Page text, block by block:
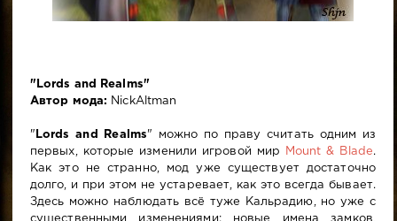
"Lords and Realms"
Автор мода:
NickAltman
" Lords and Realms" можно по праву считать одним из
первых, которые изменили игровой мир
Mount & Blade.
Как это не странно, мод уже существует достаточно
долго, и при этом не устаревает, как это всегда бывает.
Здесь можно наблюдать всё туже Кальрадию, но уже с
существенными изменениями: новые имена замков,